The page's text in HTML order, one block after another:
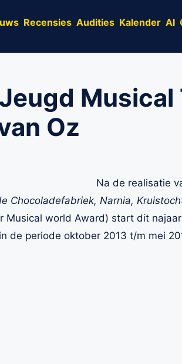
Recensies Audities Kalender AI
Oz
Na de realisatie
Chocoladefabriek, Narnia,
Musical world Award) start dit
de periode oktober 2013 t/m mei